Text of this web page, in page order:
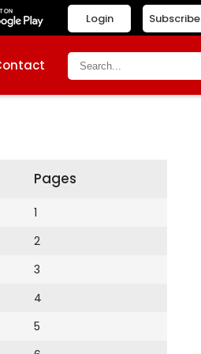
Subscribe
Login
Pages
1
2
3
4
5